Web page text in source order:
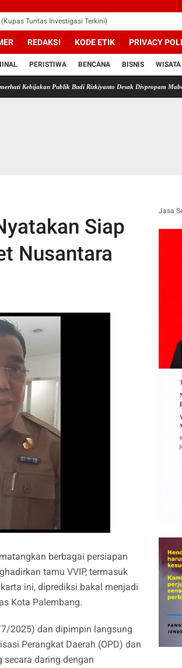
REDAKSI KODE ETIK PRIVACY
PERISTIWA BENCANA BISNIS WISATA
Publik Budi Rizkiyanto Desak Divpropam Mabes Polri
Siap
Nusantara
berbagai persiapan
tamu VVIP, termasuk
ini, diprediksi bakal menjadi
Kota Palembang.
2025) dan dipimpin langsung
Perangkat Daerah (OPD) dan
secara daring dengan
Jasa